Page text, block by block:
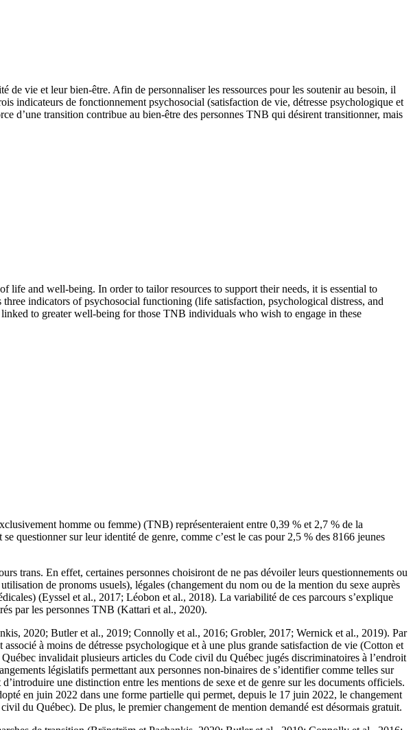
de vie et leur bien-être. Afin de personnaliser les ressources pour les soutenir au besoin, il
indicateurs de fonctionnement psychosocial (satisfaction de vie, détresse psychologique et
d’une transition contribue au bien-être des personnes TNB qui désirent transitionner, mais
and well-being. In order to tailor resources to support their needs, it is essential to
indicators of psychosocial functioning (life satisfaction, psychological distress, and
to greater well-being for those TNB individuals who wish to engage in these
homme ou femme) (TNB) représenteraient entre 0,39 % et 2,7 % de la
questionner sur leur identité de genre, comme c’est le cas pour 2,5 % des 8166 jeunes
trans. En effet, certaines personnes choisiront de ne pas dévoiler leurs questionnements ou
de pronoms usuels), légales (changement du nom ou de la mention du sexe auprès
(Eyssel et al., 2017; Léobon et al., 2018). La variabilité de ces parcours s’explique
par les personnes TNB (Kattari et al., 2020).
2020; Butler et al., 2019; Connolly et al., 2016; Grobler, 2017; Wernick et al., 2019). Par
à moins de détresse psychologique et à une plus grande satisfaction de vie (Cotton et
invalidait plusieurs articles du Code civil du Québec jugés discriminatoires à l’endroit
législatifs permettant aux personnes non-binaires de s’identifier comme telles sur
une distinction entre les mentions de sexe et de genre sur les documents officiels.
en juin 2022 dans une forme partielle qui permet, depuis le 17 juin 2022, le changement
du Québec). De plus, le premier changement de mention demandé est désormais gratuit.